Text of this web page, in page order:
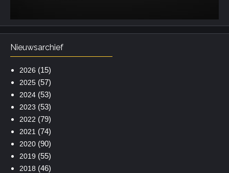
Nieuwsarchief
2026 (15)
2025(57)
2024(53)
2023 (53)
2022 (79)
2021 (74)
2020(90)
2019 (55)
2018 (46)